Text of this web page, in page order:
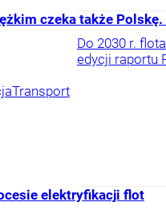
czeka także
Do 2030 r.
edycji raportu
Transport
elektryfikacji flot